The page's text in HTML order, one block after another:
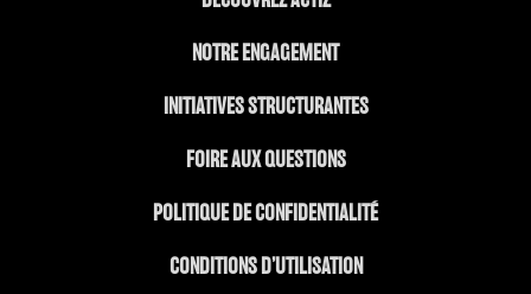
NOTRE ENGAGEMENT
INITIATIVES STRUCTURANTES
FOIRE AUX QUESTIONS
POLITIQUE DE CONFIDENTIALITÉ
CONDITIONS D’UTILISATION